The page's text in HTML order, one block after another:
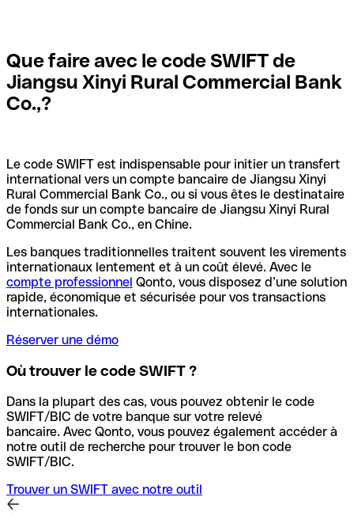
Que faire avec le code SWIFT de
Jiangsu Xinyi Rural Commercial Bank
Co.,?
Le code SWIFT est indispensable pour initier un transfert
international vers un compte bancaire de Jiangsu Xinyi
Rural Commercial Bank Co., ou si vous êtes le destinataire
de fonds sur un compte bancaire de Jiangsu Xinyi Rural
Commercial Bank Co., en Chine.
Les banques traditionnelles traitent souvent les virements
internationaux lentement et à un coût élevé. Avec le
compte professionnel Qonto, vous disposez d’une solution
rapide, économique et sécurisée pour vos transactions
internationales.
Réserver une démo
Où trouver le code SWIFT ?
Dans la plupart des cas, vous pouvez obtenir le code
SWIFT/BIC de votre banque sur votre relevé
bancaire. Avec Qonto, vous pouvez également accéder à
notre outil de recherche pour trouver le bon code
SWIFT/BIC.
Trouver un SWIFT avec notre outil